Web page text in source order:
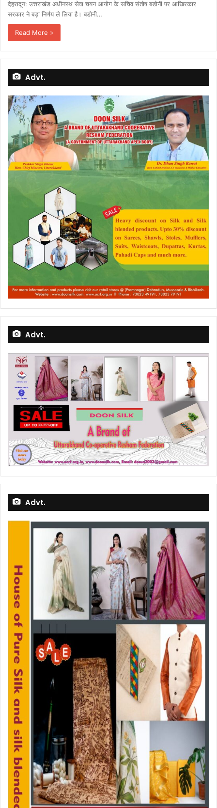
देहरादून: उत्तराखंड अधीनस्थ सेवा चयन आयोग के सचिव संतोष बडोनी पर आखिरकार
सरकार ने बड़ा निर्णय ले लिया है। बडोनी…
Read More »
Advt.
Advt.
Advt.